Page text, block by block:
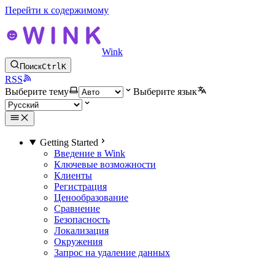
Перейти к содержимому
Wink
ПоискCtrlK
RSS
Выберите тему
Выберите язык
Getting Started
Введение в Wink
Ключевые возможности
Клиенты
Регистрация
Ценообразование
Сравнение
Безопасность
Локализация
Окружения
Запрос на удаление данных